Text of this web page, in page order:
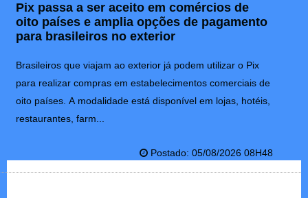
Pix passa a ser aceito em comércios de
oito países e amplia opções de pagamento
para brasileiros no exterior
Brasileiros que viajam ao exterior já podem utilizar o Pix
para realizar compras em estabelecimentos comerciais de
oito países. A modalidade está disponível em lojas, hotéis,
restaurantes, farm...
Postado: 05/08/2026 08H48